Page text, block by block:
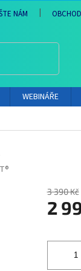
NÁM
WEBINÁŘE
3 390 Kč
2
cena: